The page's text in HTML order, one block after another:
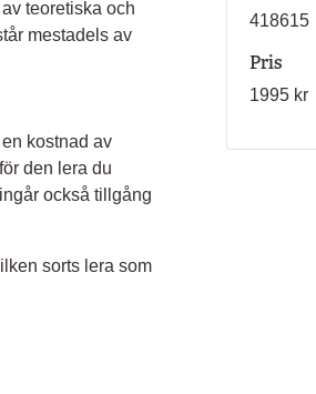
teoretiska och
mestadels av
kostnad av
den lera du
också tillgång
sorts lera som
418615
Pris
1995 kr